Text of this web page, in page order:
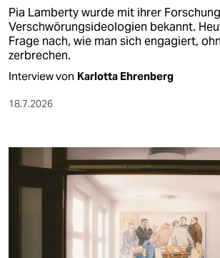
Pia Lamberty wurde mit ihrer
Verschwörungsideologien bekannt.
Frage nach, wie man sich engagiert,
zerbrechen.
Interview von Karlotta Ehrenberg
18.7.2026